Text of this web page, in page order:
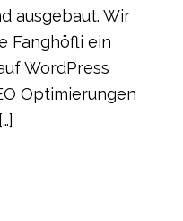
ausgebaut. Wir
Fanghöfli ein
WordPress
Optimierungen